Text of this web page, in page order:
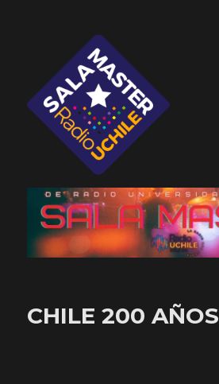
Sala Master
CHILE 200 AÑOS